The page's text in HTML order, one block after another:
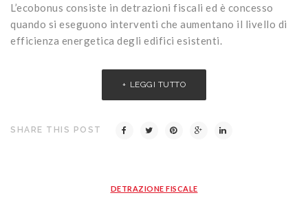
L’ecobonus consiste in detrazioni fiscali ed è concesso
quando si eseguono interventi che aumentano il livello di
efficienza energetica degli edifici esistenti.
LEGGI TUTTO
SHARE THIS POST
DETRAZIONE FISCALE